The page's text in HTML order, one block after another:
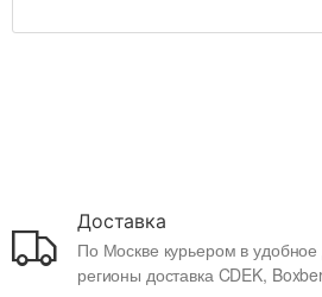
Доставка
По Москве курьером в
регионы доставка CDEK,